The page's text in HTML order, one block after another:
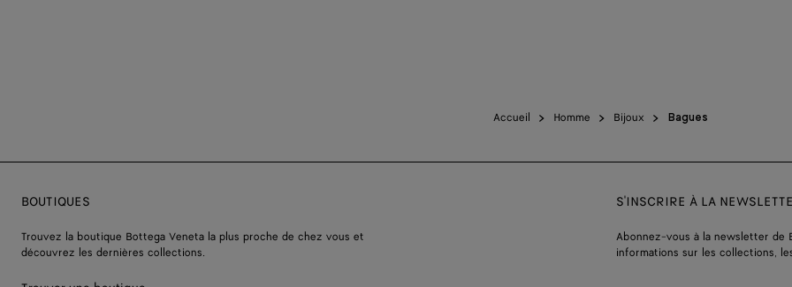
Accueil Homme Bijoux Bagues
BOUTIQUES
Trouvez la boutique Bottega Veneta la plus proche de chez vous et
découvrez les dernières collections.
S'INSCRIRE À LA
Abonnez-vous à la newsletter de
informations sur les collections,